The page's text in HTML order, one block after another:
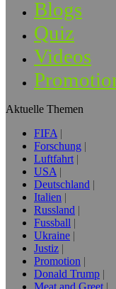
Blogs
Quiz
Videos
Aktuelle Themen
FIFA
Forschung
Luftfahrt
USA
Deutschland
Italien
Russland
Fussball
Ukraine
Justiz
Promotion
Donald Trump
Meat and Greet